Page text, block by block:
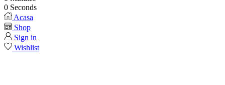
0 Seconds
Acasa
Shop
Sign in
Wishlist